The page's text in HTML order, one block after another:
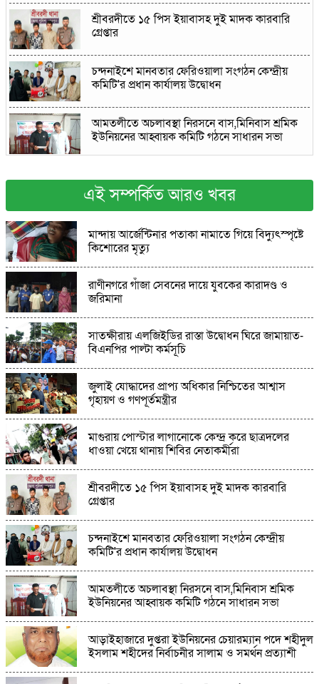
শ্রীবরদীতে ১৫ পিস ইয়াবাসহ দুই মাদক কারবারি
গ্রেপ্তার
চন্দনাইশে মানবতার ফেরিওয়ালা সংগঠন কেন্দ্রীয়
কমিটি'র প্রধান কার্যালয় উদ্বোধন
আমতলীতে অচলাবস্থা নিরসনে বাস,মিনিবাস শ্রমিক
ইউনিয়নের আহ্বায়ক কমিটি গঠনে সাধারন সভা
শহীদুল ইসলাম শহীদের নির্বাচনীর সালাম ও সমর্থন
প্রত্যাশী
গজারিয়ায় ১৩ বছরের কিশোরীকে ধর্ষণের
অভিযোগ,পরিবারের দাবি ৬ মাসের অন্তঃসত্ত্ব
কোস্ট গার্ডের অভিযানে লালমোহনে ৪৮ পিস
ইয়াবাসহ মাদক কারবারি আটক
ফুলপুরে পরিষ্কার পরিচ্ছন্নতা অভিযান অনুষ্ঠিত
পিয়ারাপুর উচ্চ বিদ্যালয়ের প্রধান শিক্ষককে
হত্যাচেষ্টার অভিযোগে দুই আসামি গ্রেপ্তার
মোহনগঞ্জে উদীচীর হাওর ভ্রমণ ও উকিল মুন্সী স্মৃতি
কেন্দ্রে সাংস্কৃতিক অনুষ্ঠান
বিনয়বাঁশী শিল্পীগোষ্ঠীর উদ্যোগে বৃক্ষরোপণ ও বৃক্ষ
বিতরণ
এই সম্পর্কিত আরও খবর
মান্দায় আর্জেন্টিনার পতাকা নামাতে গিয়ে বিদ্যুৎস্পৃষ্টে
কিশোরের মৃত্যু
রাণীনগরে গাঁজা সেবনের দায়ে যুবকের কারাদণ্ড ও
জরিমানা
সাতক্ষীরায় এলজিইডির রাস্তা উদ্বোধন ঘিরে জামায়াত-
বিএনপির পাল্টা কর্মসূচি
জুলাই যোদ্ধাদের প্রাপ্য অধিকার নিশ্চিতের আশ্বাস
গৃহায়ণ ও গণপূর্তমন্ত্রীর
মাগুরায় পোস্টার লাগানোকে কেন্দ্র করে ছাত্রদলের
ধাওয়া খেয়ে থানায় শিবির নেতাকর্মীরা
শ্রীবরদীতে ১৫ পিস ইয়াবাসহ দুই মাদক কারবারি
গ্রেপ্তার
চন্দনাইশে মানবতার ফেরিওয়ালা সংগঠন কেন্দ্রীয়
কমিটি'র প্রধান কার্যালয় উদ্বোধন
আমতলীতে অচলাবস্থা নিরসনে বাস,মিনিবাস শ্রমিক
ইউনিয়নের আহ্বায়ক কমিটি গঠনে সাধারন সভা
আড়াইহাজারে দুপ্তরা ইউনিয়নের চেয়ারম্যান পদে শহীদুল
ইসলাম শহীদের নির্বাচনীর সালাম ও সমর্থন প্রত্যাশী